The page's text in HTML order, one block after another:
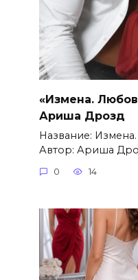
«Измена.
Ариша Дрозд
Название:
Автор: Ариша
0 14